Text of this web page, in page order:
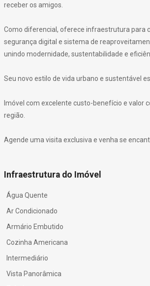
receber os amigos.
Como diferencial, oferece infraestrutura para
segurança digital e sistema de
unindo modernidade, sustentabilidade e
Seu novo estilo de vida urbano e sustentável
Imóvel com excelente custo-benefício e valor
região.
Agende uma visita exclusiva e venha se
Infraestrutura do Imóvel
Água Quente
Ar Condicionado
Armário Embutido
Cozinha Americana
Intermediário
Vista Panorâmica